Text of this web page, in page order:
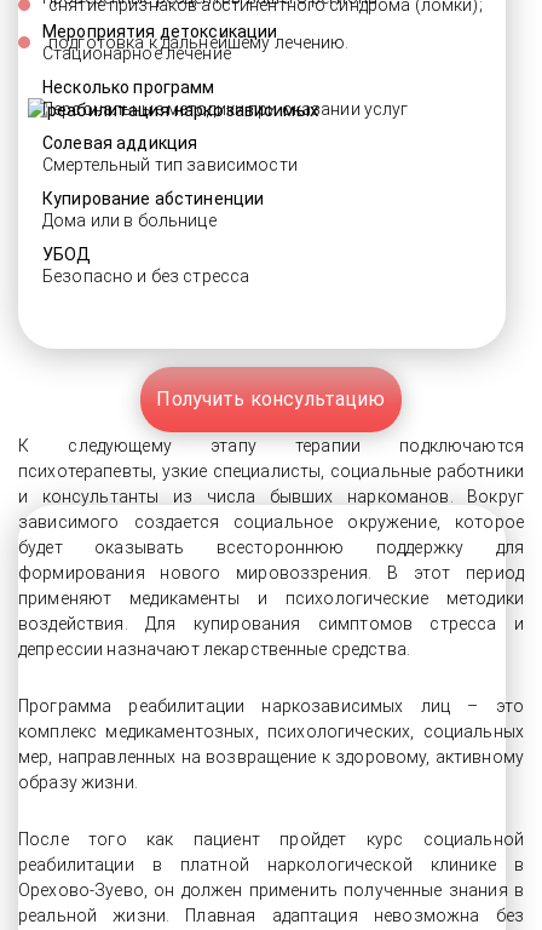
Мероприятия детоксикации
Стационарное лечение
Несколько программ
Персональные методики при оказании услуг
Солевая аддикция
Смертельный тип зависимости
Купирование абстиненции
Дома или в больнице
УБОД
Безопасно и без стресса
Получить консультацию
снятие признаков абстинентного синдрома (ломки);
подготовка к дальнейшему лечению.
К следующему этапу терапии подключаются
психотерапевты, узкие специалисты, социальные работники
и консультанты из числа бывших наркоманов. Вокруг
зависимого создается социальное окружение, которое
будет оказывать всестороннюю поддержку для
формирования нового мировоззрения. В этот период
применяют медикаменты и психологические методики
воздействия. Для купирования симптомов стресса и
депрессии назначают лекарственные средства.
Программа реабилитации наркозависимых лиц – это
комплекс медикаментозных, психологических, социальных
мер, направленных на возвращение к здоровому, активному
образу жизни.
После того как пациент пройдет курс социальной
реабилитации в платной наркологической клинике в
Орехово-Зуево, он должен применить полученные знания в
реальной жизни. Плавная адаптация невозможна без